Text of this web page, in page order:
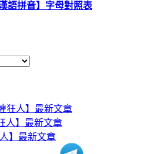
語拼音】字母對照表